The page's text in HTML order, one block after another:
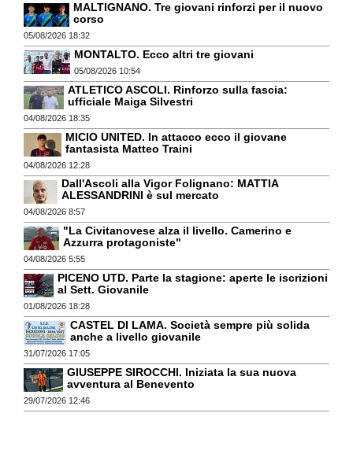
MALTIGNANO. Tre giovani rinforzi per il nuovo
corso
05/08/2026 18:32
MONTALTO. Ecco altri tre giovani
05/08/2026 10:54
ATLETICO ASCOLI. Rinforzo sulla fascia:
ufficiale Maiga Silvestri
04/08/2026 18:35
MICIO UNITED. In attacco ecco il giovane
fantasista Matteo Traini
04/08/2026 12:28
Dall'Ascoli alla Vigor Folignano: MATTIA
ALESSANDRINI è sul mercato
04/08/2026 8:57
"La Civitanovese alza il livello. Camerino e
Azzurra protagoniste"
04/08/2026 5:55
PICENO UTD. Parte la stagione: aperte le iscrizioni
al Sett. Giovanile
01/08/2026 18:28
CASTEL DI LAMA. Società sempre più solida
anche a livello giovanile
31/07/2026 17:05
GIUSEPPE SIROCCHI. Iniziata la sua nuova
avventura al Benevento
29/07/2026 12:46